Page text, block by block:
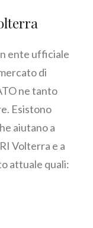
ente ufficiale
di
ne tanto
Esistono
aiutano a
Volterra e a
attuale quali: